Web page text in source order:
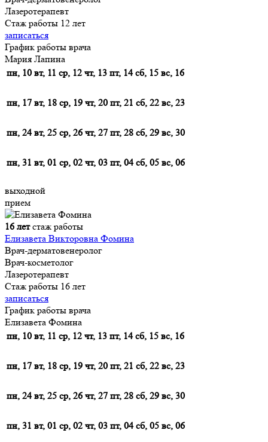
Лазеротерапевт
Стаж работы 12 лет
записаться
График работы врача
Мария Лапина
пн, 10 вт, 11 ср, 12 чт, 13 пт, 14 сб, 15 вс, 16
пн, 17 вт, 18 ср, 19 чт, 20 пт, 21 сб, 22 вс, 23
пн, 24 вт, 25 ср, 26 чт, 27 пт, 28 сб, 29 вс, 30
пн, 31 вт, 01 ср, 02 чт, 03 пт, 04 сб, 05 вс, 06
выходной
прием
16 летстаж работы
Елизавета Викторовна Фомина
Врач-дерматовенеролог
Врач-косметолог
Лазеротерапевт
Стаж работы 16 лет
записаться
График работы врача
Елизавета Фомина
пн, 10 вт, 11 ср, 12 чт, 13 пт, 14 сб, 15 вс, 16
пн, 17 вт, 18 ср, 19 чт, 20 пт, 21 сб, 22 вс, 23
пн, 24 вт, 25 ср, 26 чт, 27 пт, 28 сб, 29 вс, 30
пн, 31 вт, 01 ср, 02 чт, 03 пт, 04 сб, 05 вс, 06